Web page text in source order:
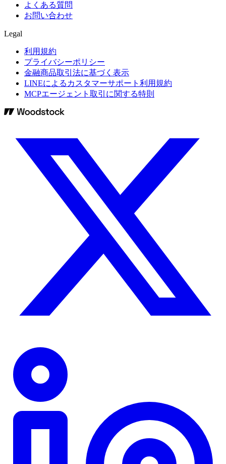
よくある質問
お問い合わせ
Legal
利用規約
プライバシーポリシー
金融商品取引法に基づく表示
LINEによるカスタマーサポート利用規約
MCPエージェント取引に関する特則